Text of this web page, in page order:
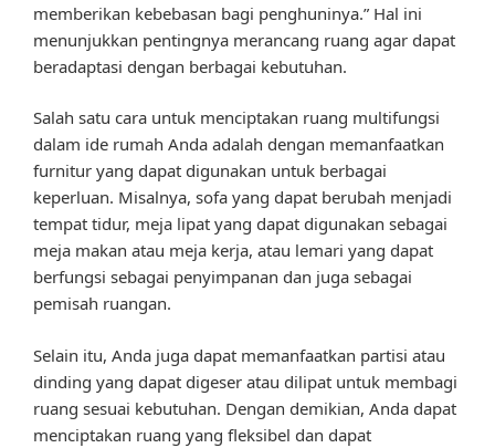
memberikan kebebasan bagi penghuninya.” Hal ini
menunjukkan pentingnya merancang ruang agar dapat
beradaptasi dengan berbagai kebutuhan.
Salah satu cara untuk menciptakan ruang multifungsi
dalam ide rumah Anda adalah dengan memanfaatkan
furnitur yang dapat digunakan untuk berbagai
keperluan. Misalnya, sofa yang dapat berubah menjadi
tempat tidur, meja lipat yang dapat digunakan sebagai
meja makan atau meja kerja, atau lemari yang dapat
berfungsi sebagai penyimpanan dan juga sebagai
pemisah ruangan.
Selain itu, Anda juga dapat memanfaatkan partisi atau
dinding yang dapat digeser atau dilipat untuk membagi
ruang sesuai kebutuhan. Dengan demikian, Anda dapat
menciptakan ruang yang fleksibel dan dapat